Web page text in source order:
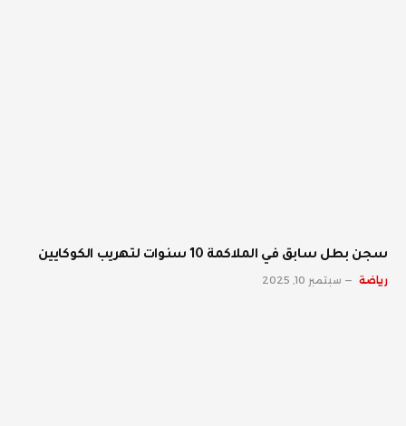
سجن بطل سابق في الملاكمة 10 سنوات لتهريب الكوكايين
رياضة سبتمبر 10, 2025